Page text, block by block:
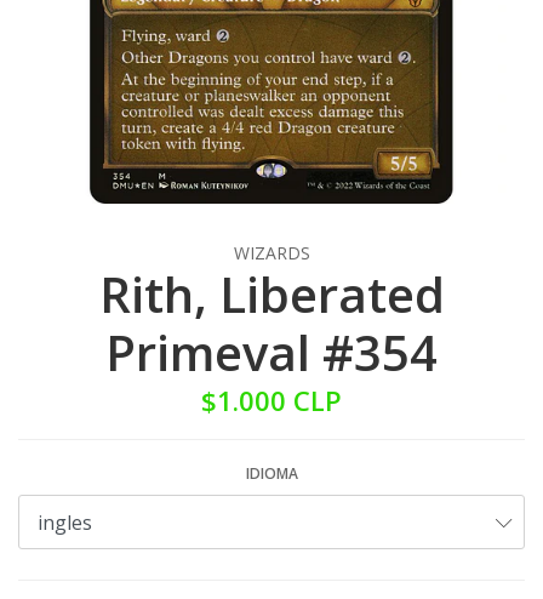
WIZARDS
Rith, Liberated
Primeval #354
$1.000 CLP
IDIOMA